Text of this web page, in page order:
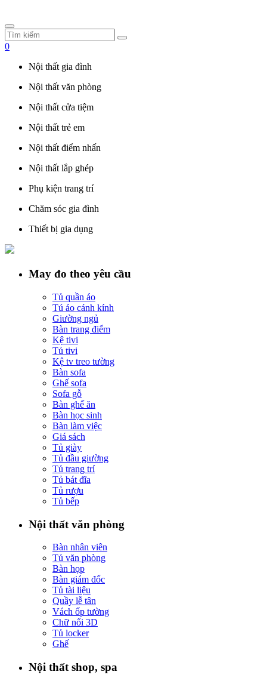
0
Nội thất gia đình
Nội thất văn phòng
Nội thất cửa tiệm
Nội thất trẻ em
Nội thất điểm nhấn
Nội thất lắp ghép
Phụ kiện trang trí
Chăm sóc gia đình
Thiết bị gia dụng
May đo theo yêu cầu
Tủ quần áo
Tú áo cánh kính
Giường ngủ
Bàn trang điểm
Kệ tivi
Tủ tivi
Kệ tv treo tường
Bàn sofa
Ghế sofa
Sofa gỗ
Bàn ghế ăn
Bàn học sinh
Bàn làm việc
Giá sách
Tủ giày
Tủ đầu giường
Tủ trang trí
Tủ bát đĩa
Tủ rượu
Tủ bếp
Nội thất văn phòng
Bàn nhân viên
Tủ văn phòng
Bàn họp
Bàn giám đốc
Tủ tài liệu
Quầy lễ tân
Vách ốp tường
Chữ nổi 3D
Tủ locker
Ghế
Nội thất shop, spa